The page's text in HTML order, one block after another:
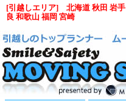
[引越しエリア] 北海道 秋田 岩手
良 和歌山 福岡 宮崎